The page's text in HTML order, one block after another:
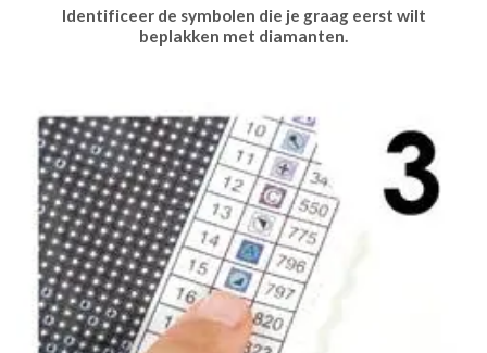
Identificeer de symbolen die je graag eerst wilt
beplakken met diamanten.